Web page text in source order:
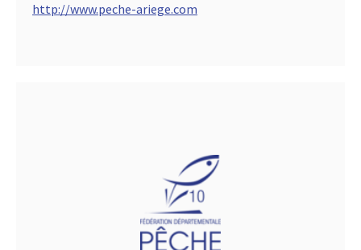
http://www.peche-ariege.com